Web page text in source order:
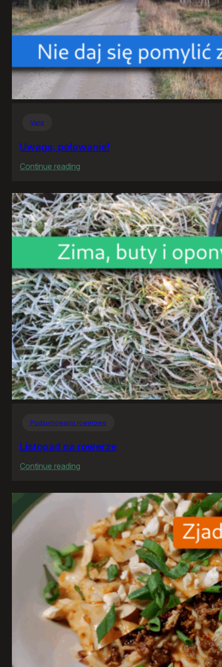
Varia
Uwaga, polowanie!
Continue reading
polowanie!
Podsumowania rowerowe
Listopad na rowerze
Continue reading
na
rowerze